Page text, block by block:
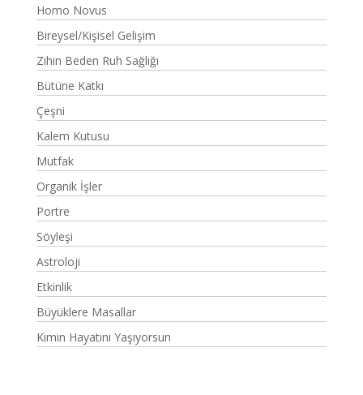
Homo Novus
Bireysel/Kişisel Gelişim
Zihin Beden Ruh Sağlığı
Bütüne Katkı
Çeşni
Kalem Kutusu
Mutfak
Organik İşler
Portre
Söyleşi
Astroloji
Etkinlik
Büyüklere Masallar
Kimin Hayatını Yaşıyorsun